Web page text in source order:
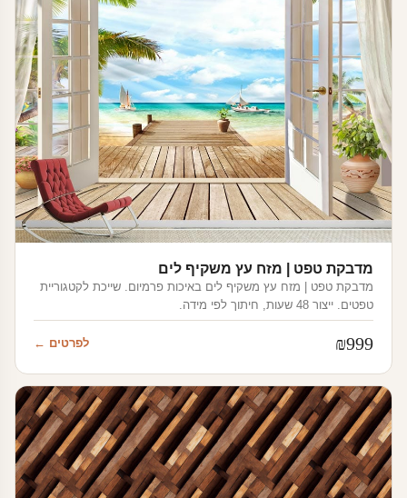
מדבקת טפט | מזח עץ משקיף לים
מדבקת טפט | מזח עץ משקיף לים באיכות פרמיום. שייכת לקטגוריית
טפטים. ייצור 48 שעות, חיתוך לפי מידה.
₪999 לפרטים ←